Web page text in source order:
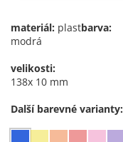
materiál: plastbarva:
modrá
velikosti:
138x 10 mm
Další barevné varianty: